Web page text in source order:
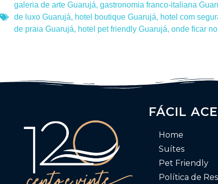
galeria de arte Guarujá, gastronomia franco-italiana
de luxo Guarujá, hotel boutique Guarujá, hotel com
de praia Guarujá, hotel pet friendly Guarujá, onde ficar
FÁCIL
Home
Suítes
Pet Friendly
Política de